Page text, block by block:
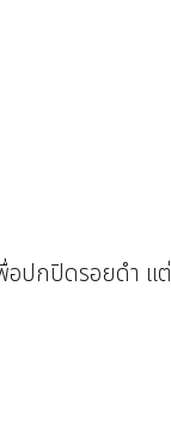
อปกปิดรอยดำ แต่